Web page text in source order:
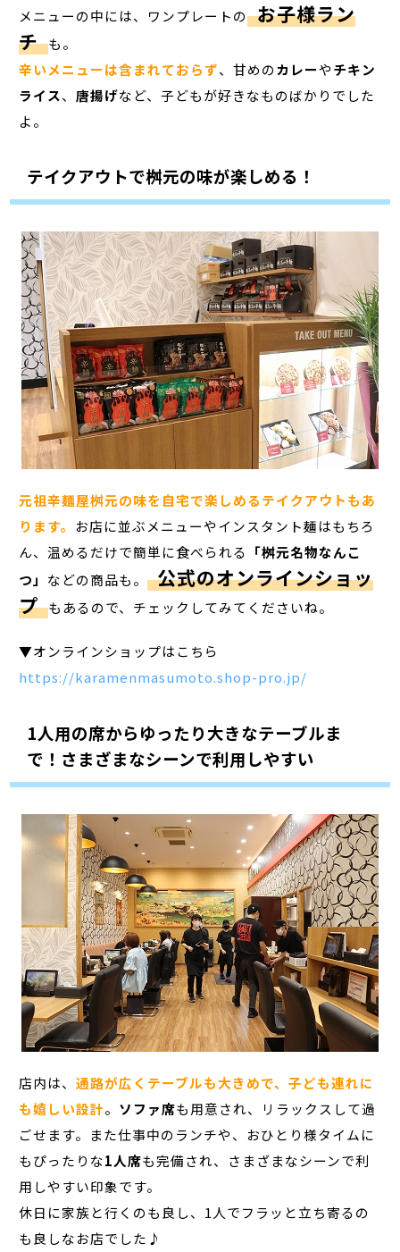
メニューの中には、ワンプレートの お子様ラン
チ も。
辛いメニューは含まれておらず、甘めのカレーやチキン
ライス、唐揚げなど、子どもが好きなものばかりでした
よ。
テイクアウトで桝元の味が楽しめる！
元祖辛麺屋桝元の味を自宅で楽しめるテイクアウトもあ
ります。 お店に並ぶメニューやインスタント麺はもちろ
ん、温めるだけで簡単に食べられる 「桝元名物なんこ
つ」 などの商品も。 公式のオンラインショッ
プ もあるので、チェックしてみてくださいね。
▼オンラインショップはこちら
https://karamenmasumoto.shop-pro.jp/
1人用の席からゆったり大きなテーブルま
で！さまざまなシーンで利用しやすい
店内は、通路が広くテーブルも大きめで、子ども連れに
も嬉しい設計。 ソファ席も用意され、リラックスして過
ごせます。また仕事中のランチや、おひとり様タイムに
もぴったりな1人席も完備され、さまざまなシーンで利
用しやすい印象です。
休日に家族と行くのも良し、1人でフラッと立ち寄るの
も良しなお店でした♪